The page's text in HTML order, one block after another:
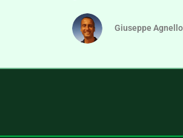
Giuseppe Agnello